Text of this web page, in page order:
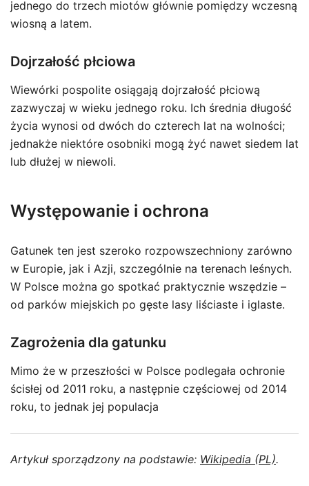
jednego do trzech miotów głównie pomiędzy wczesną
wiosną a latem.
Dojrzałość płciowa
Wiewórki pospolite osiągają dojrzałość płciową
zazwyczaj w wieku jednego roku. Ich średnia długość
życia wynosi od dwóch do czterech lat na wolności;
jednakże niektóre osobniki mogą żyć nawet siedem lat
lub dłużej w niewoli.
Występowanie i ochrona
Gatunek ten jest szeroko rozpowszechniony zarówno
w Europie, jak i Azji, szczególnie na terenach leśnych.
W Polsce można go spotkać praktycznie wszędzie –
od parków miejskich po gęste lasy liściaste i iglaste.
Zagrożenia dla gatunku
Mimo że w przeszłości w Polsce podlegała ochronie
ścisłej od 2011 roku, a następnie częściowej od 2014
roku, to jednak jej populacja
Artykuł sporządzony na podstawie: Wikipedia (PL).